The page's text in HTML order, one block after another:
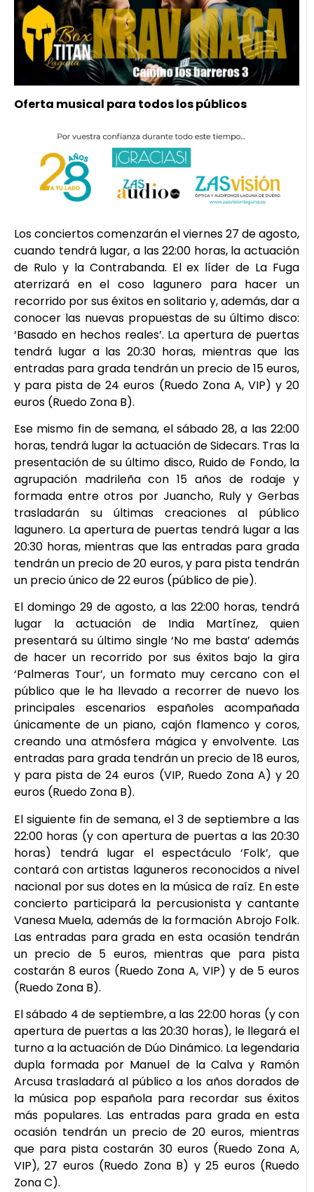
Oferta musical para todos los públicos
Los conciertos comenzarán el viernes 27 de agosto,
cuando tendrá lugar, a las 22:00 horas, la actuación
de Rulo y la Contrabanda. El ex líder de La Fuga
aterrizará en el coso lagunero para hacer un
recorrido por sus éxitos en solitario y, además, dar a
conocer las nuevas propuestas de su último disco:
‘Basado en hechos reales’. La apertura de puertas
tendrá lugar a las 20:30 horas, mientras que las
entradas para grada tendrán un precio de 15 euros,
y para pista de 24 euros (Ruedo Zona A, VIP) y 20
euros (Ruedo Zona B).
Ese mismo fin de semana, el sábado 28, a las 22:00
horas, tendrá lugar la actuación de Sidecars. Tras la
presentación de su último disco, Ruido de Fondo, la
agrupación madrileña con 15 años de rodaje y
formada entre otros por Juancho, Ruly y Gerbas
trasladarán su últimas creaciones al público
lagunero. La apertura de puertas tendrá lugar a las
20:30 horas, mientras que las entradas para grada
tendrán un precio de 20 euros, y para pista tendrán
un precio único de 22 euros (público de pie).
El domingo 29 de agosto, a las 22:00 horas, tendrá
lugar la actuación de India Martínez, quien
presentará su último single ‘No me basta’ además
de hacer un recorrido por sus éxitos bajo la gira
‘Palmeras Tour’, un formato muy cercano con el
público que le ha llevado a recorrer de nuevo los
principales escenarios españoles acompañada
únicamente de un piano, cajón flamenco y coros,
creando una atmósfera mágica y envolvente. Las
entradas para grada tendrán un precio de 18 euros,
y para pista de 24 euros (VIP, Ruedo Zona A) y 20
euros (Ruedo Zona B).
El siguiente fin de semana, el 3 de septiembre a las
22:00 horas (y con apertura de puertas a las 20:30
horas) tendrá lugar el espectáculo ‘Folk’, que
contará con artistas laguneros reconocidos a nivel
nacional por sus dotes en la música de raíz. En este
concierto participará la percusionista y cantante
Vanesa Muela, además de la formación Abrojo Folk.
Las entradas para grada en esta ocasión tendrán
un precio de 5 euros, mientras que para pista
costarán 8 euros (Ruedo Zona A, VIP) y de 5 euros
(Ruedo Zona B).
El sábado 4 de septiembre, a las 22:00 horas (y con
apertura de puertas a las 20:30 horas), le llegará el
turno a la actuación de Dúo Dinámico. La legendaria
dupla formada por Manuel de la Calva y Ramón
Arcusa trasladará al público a los años dorados de
la música pop española para recordar sus éxitos
más populares. Las entradas para grada en esta
ocasión tendrán un precio de 20 euros, mientras
que para pista costarán 30 euros (Ruedo Zona A,
VIP), 27 euros (Ruedo Zona B) y 25 euros (Ruedo
Zona C).